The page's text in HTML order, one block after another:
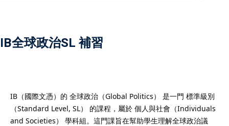
IB全球政治SL 補習
IB（國際文憑）的 全球政治（Global Politics） 是一門 標準級別
（Standard Level, SL） 的課程，屬於 個人與社會（Individuals
and Societies） 學科組。這門課旨在幫助學生理解全球政治議